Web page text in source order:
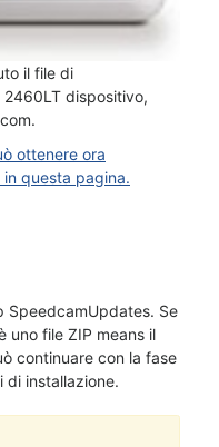
il file di
dispositivo,
ottenere ora
questa pagina.
SpeedcamUpdates. Se
uno file ZIP means il
continuare con la fase
di installazione.